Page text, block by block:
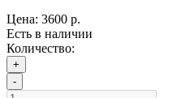
Цена: 3600 р.
Есть в наличии
Количество:
+
-